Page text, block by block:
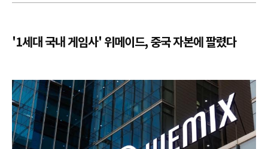
章 小
'1세대 국내 게임사' 위메이드, 중국 자본에 팔렸다